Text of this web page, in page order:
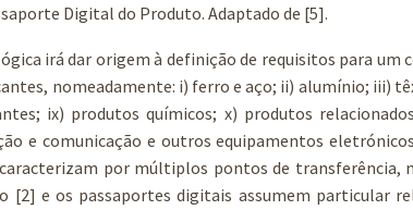
Digital do Produto. Adaptado de [5].
irá dar origem à definição de requisitos para um
nomeadamente: i) ferro e aço; ii) alumínio; iii)
ix) produtos químicos; x) produtos
e comunicação e outros equipamentos
por múltiplos pontos de transferência,
e os passaportes digitais assumem particular